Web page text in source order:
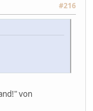
#216
von